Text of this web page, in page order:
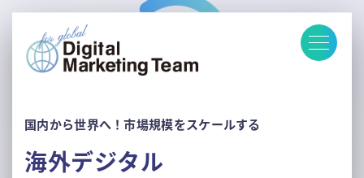
国内から世界へ！市場規模をスケールする
海外デジタル